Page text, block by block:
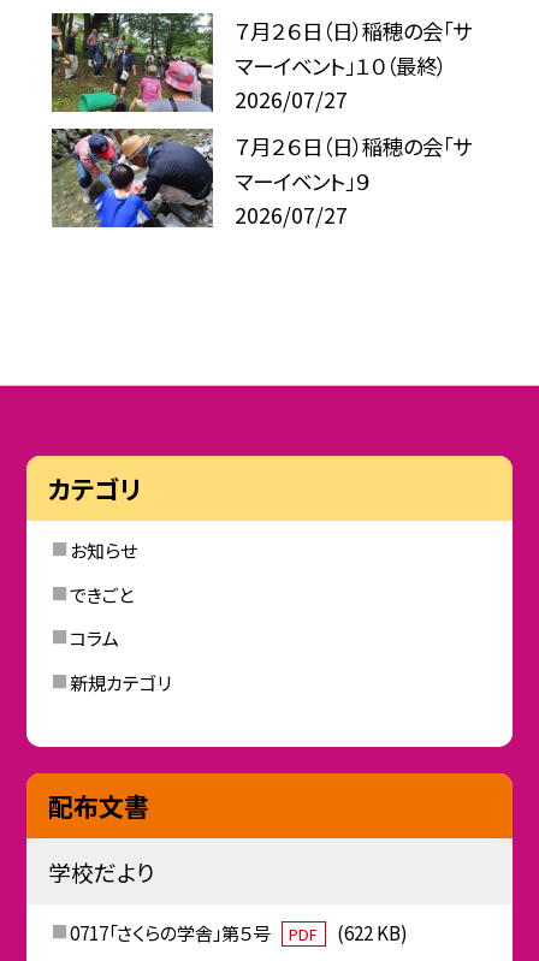
７月２６日（日）稲穂の会「サ
マーイベント」１０（最終）
2026/07/27
７月２６日（日）稲穂の会「サ
マーイベント」９
2026/07/27
カテゴリ
お知らせ
できごと
コラム
新規カテゴリ
配布文書
学校だより
0717「さくらの学舎」第５号 PDF (622 KB)